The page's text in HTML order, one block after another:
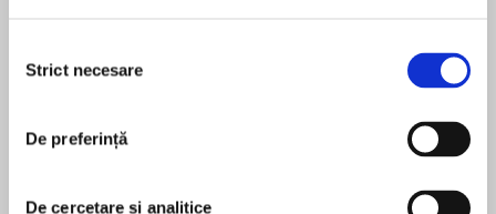
consimțământului
Strict necesare
De preferință
De cercetare și analitice
disprețul propriei familii, fiindcă ea, fiica lui
Helios, zeul Soarelui și cel mai puternic dintre
titani, nu-i nici la fel de puternică precum tatăl
său și nici fermecătoare ca mama ei nimfă. Dar
deține puterea vrăjitoriei, ceea ce constituie de
În acest moment nu există recenzii